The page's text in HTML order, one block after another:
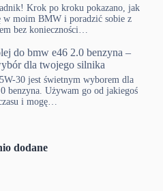
Krok po kroku pokazano, jak
w moim BMW i poradzić sobie z
bez konieczności…
do bmw e46 2.0 benzyna –
dla twojego silnika
30 jest świetnym wyborem dla
benzyna. Używam go od jakiegoś
i mogę…
dodane